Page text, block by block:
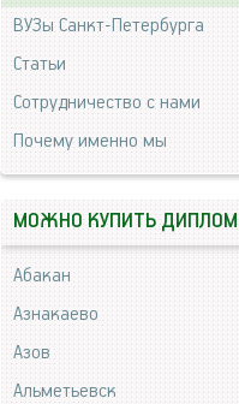
ВУЗы Санкт-Петербурга
Статьи
Сотрудничество с нами
Почему именно мы
МОЖНО КУПИТЬ ДИПЛОМ
Абакан
Азнакаево
Азов
Альметьевск